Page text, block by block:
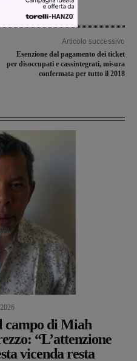
Articolo successivo
Esenzione dal pagamento dei ticket
per disoccupati e cassintegrati, misura
confermata per tutto il 2018
campo di Miah
“L’attenzione
vicenda resta